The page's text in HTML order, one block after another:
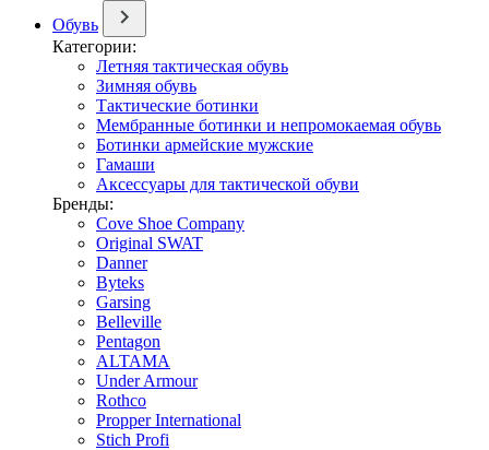
Обувь
Категории:
Летняя тактическая обувь
Зимняя обувь
Тактические ботинки
Мембранные ботинки и непромокаемая обувь
Ботинки армейские мужские
Гамаши
Аксессуары для тактической обуви
Бренды:
Cove Shoe Company
Original SWAT
Danner
Byteks
Garsing
Belleville
Pentagon
ALTAMA
Under Armour
Rothco
Propper International
Stich Profi